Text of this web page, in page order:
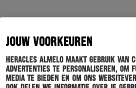
JOUW VOORKEUREN
Heracles Almelo maakt gebruik van
advertenties te personaliseren, om
media te bieden en om ons